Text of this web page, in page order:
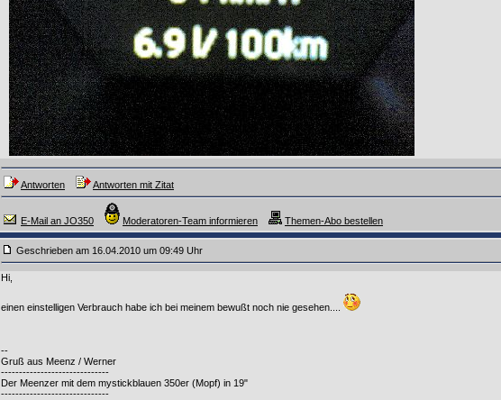
Antworten Antworten mit Zitat
E-Mail an JO350 Moderatoren-Team informieren Themen-Abo bestellen
Geschrieben am 16.04.2010 um 09:49 Uhr
Hi,
einen einstelligen Verbrauch habe ich bei meinem bewußt noch nie gesehen....
--
Gruß aus Meenz / Werner
------------------------------
Der Meenzer mit dem mystickblauen 350er (Mopf) in 19"
------------------------------